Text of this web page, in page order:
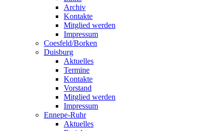
Archiv
Kontakte
Mitglied werden
Impressum
Coesfeld/Borken
Duisburg
Aktuelles
Termine
Kontakte
Vorstand
Mitglied werden
Impressum
Ennepe-Ruhr
Aktuelles